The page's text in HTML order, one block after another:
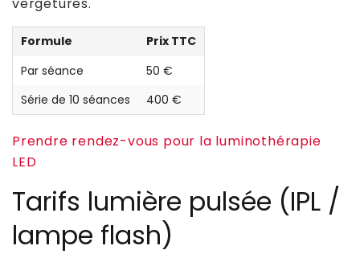
Formule
Prix TTC
Par séance
50 €
Série de 10 séances
400 €
Prendre rendez-vous pour la luminothérapie
LED
Tarifs lumière pulsée (IPL /
lampe flash)